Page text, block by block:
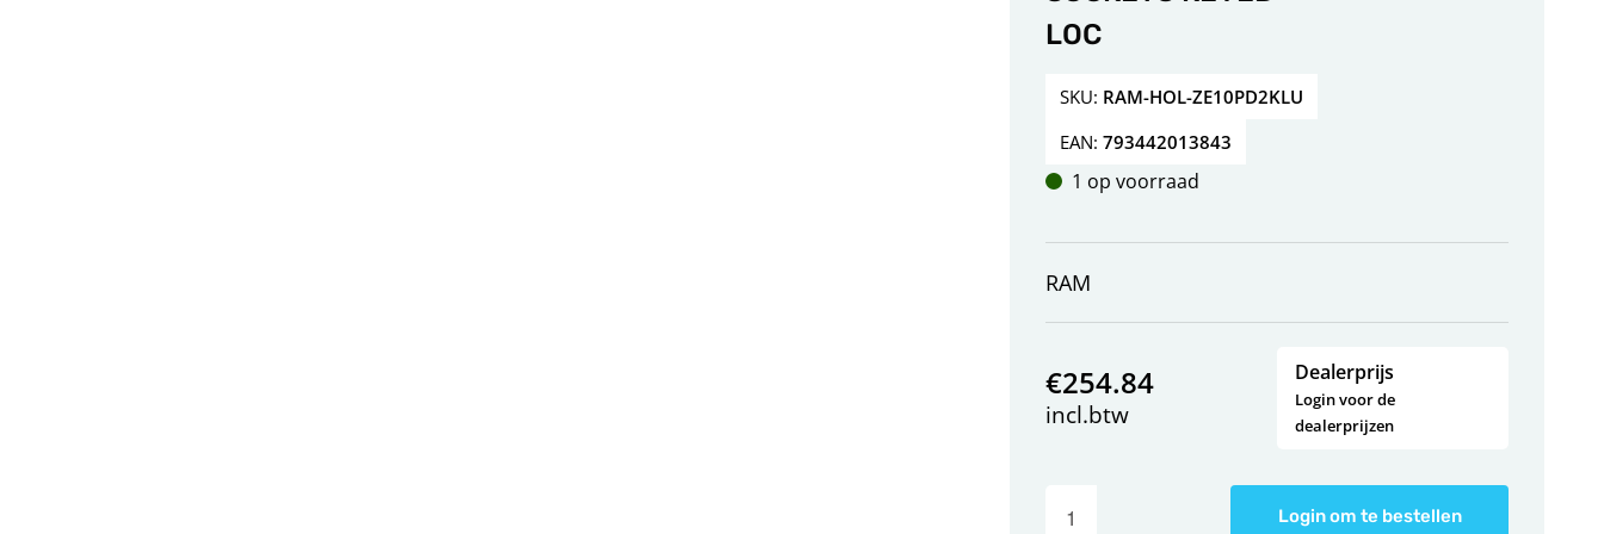
LOC
SKU: RAM-HOL-ZE10PD2KLU
EAN:793442013843
1 op voorraad
RAM
€254.84
incl.btw
Dealerprijs
Login voor de
dealerprijzen
Login om te bestellen